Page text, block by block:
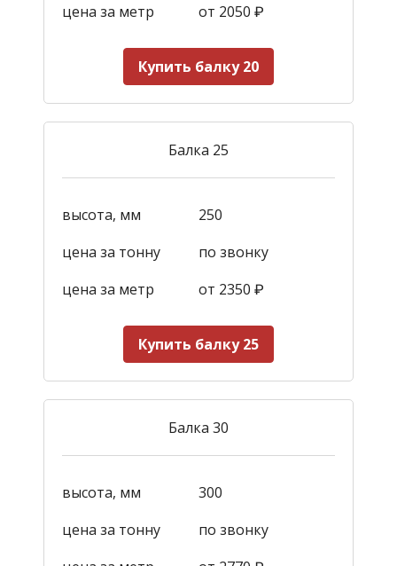
цена за метр
от 2050 ₽
Купить балку 20
Балка 25
высота, мм
250
цена за тонну
по звонку
цена за метр
от 2350 ₽
Купить балку 25
Балка 30
высота, мм
300
цена за тонну
по звонку